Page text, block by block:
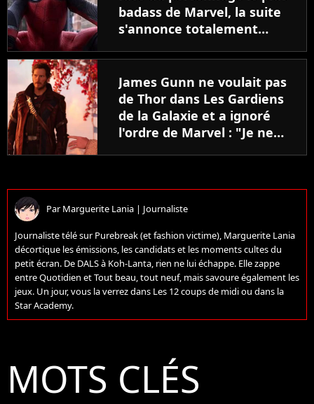
badass de Marvel, la suite
s'annonce totalement
James Gunn ne voulait pas
de Thor dans Les Gardiens
de la Galaxie et a ignoré
l'ordre de Marvel : "Je ne
ParMarguerite Lania | Journaliste
Journaliste télé sur Purebreak (et fashion victime), Marguerite Lania
décortique les émissions, les candidats et les moments cultes du
petit écran. De DALS à Koh-Lanta, rien ne lui échappe. Elle zappe
entre Quotidien et Tout beau, tout neuf, mais savoure également les
jeux. Un jour, vous la verrez dans Les 12 coups de midi ou dans la
Star Academy.
MOTS CLÉS